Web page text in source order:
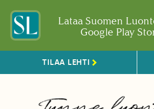
Lataa Suomen
Google Play
TILAA LEHTI